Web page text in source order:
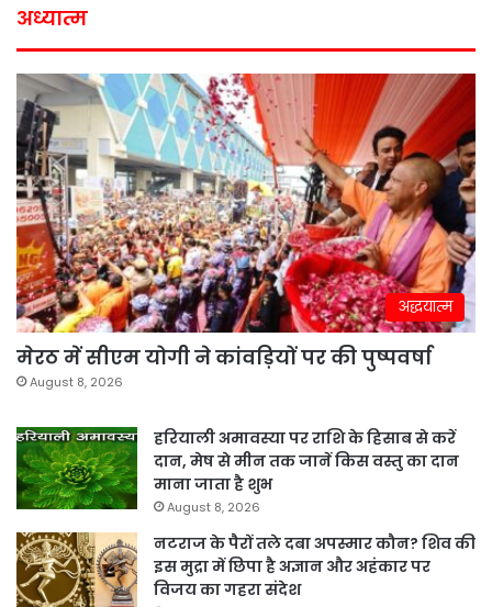
अध्यात्म
अद्धयात्म
मेरठ में सीएम योगी ने कांवड़ियों पर की पुष्पवर्षा
August 8, 2026
हरियाली अमावस्या पर राशि के हिसाब से करें
दान, मेष से मीन तक जानें किस वस्तु का दान
माना जाता है शुभ
August 8, 2026
नटराज के पैरों तले दबा अपस्मार कौन? शिव की
इस मुद्रा में छिपा है अज्ञान और अहंकार पर
विजय का गहरा संदेश